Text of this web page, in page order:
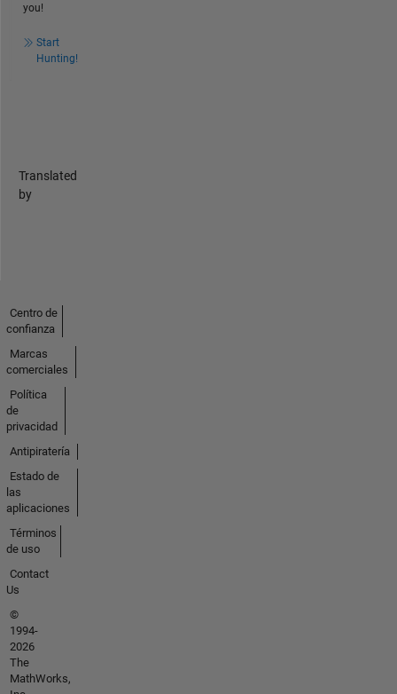
you!
Start
Hunting!
Translated
by
Centro de
confianza
Marcas
comerciales
Política
de
privacidad
Antipiratería
Estado de
las
aplicaciones
Términos
de uso
Contact
Us
©
1994-
2026
The
MathWorks,